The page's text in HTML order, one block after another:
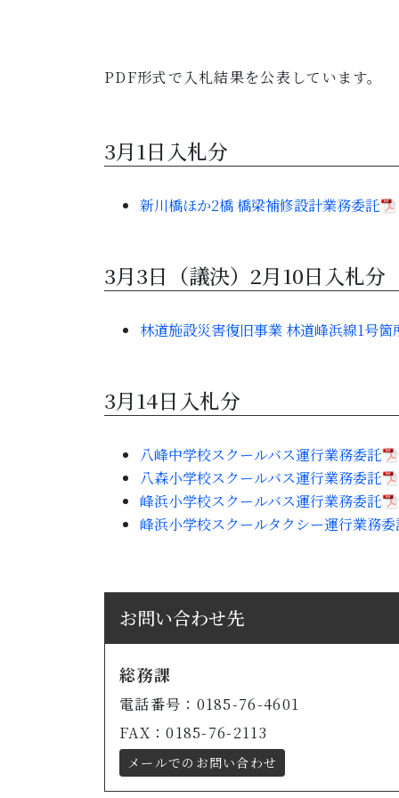
PDF形式で入札結果を公表しています。
3月1日入札分
新川橋ほか2橋 橋梁補修設計業務委託
3月3日（議決）2月10日入札分
林道施設災害復旧事業 林道峰浜線1号箇
3月14日入札分
八峰中学校スクールバス運行業務委託
八森小学校スクールバス運行業務委託
峰浜小学校スクールバス運行業務委託
峰浜小学校スクールタクシー運行業務
お問い合わせ先
総務課
電話番号：0185-76-4601
FAX：0185-76-2113
メールでのお問い合わせ